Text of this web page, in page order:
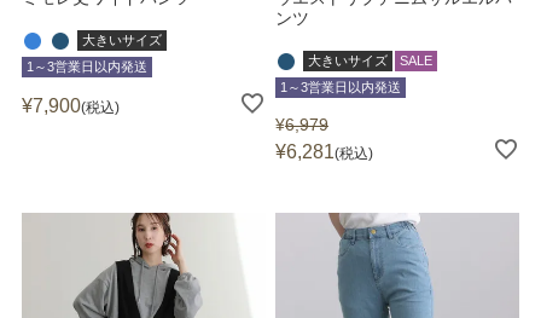
大きいサイズ
1～3営業日以内発送
¥7,900 税込
ンツ
大きいサイズ
SALE
1～3営業日以内発送
¥6,979
¥6,281 税込